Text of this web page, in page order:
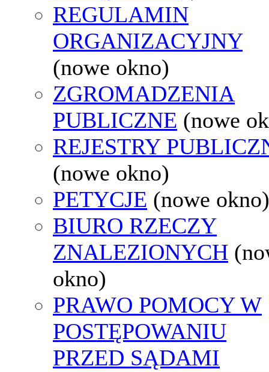
REGULAMIN
ORGANIZACYJNY
(nowe okno)
ZGROMADZENIA
PUBLICZNE (nowe
REJESTRY
(nowe okno)
PETYCJE (nowe okno)
BIURO RZECZY
ZNALEZIONYCH
okno)
PRAWO POMOCY W
POSTĘPOWANIU
PRZED SĄDAMI